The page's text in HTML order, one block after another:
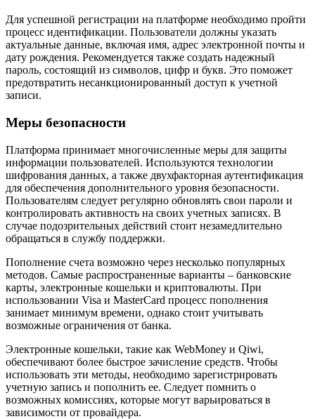
Для успешной регистрации на платформе необходимо пройти
процесс идентификации. Пользователи должны указать
актуальные данные, включая имя, адрес электронной почты и
дату рождения. Рекомендуется также создать надежный
пароль, состоящий из символов, цифр и букв. Это поможет
предотвратить несанкционированный доступ к учетной
записи.
Меры безопасности
Платформа принимает многочисленные меры для защиты
информации пользователей. Используются технологии
шифрования данных, а также двухфакторная аутентификация
для обеспечения дополнительного уровня безопасности.
Пользователям следует регулярно обновлять свои пароли и
контролировать активность на своих учетных записях. В
случае подозрительных действий стоит незамедлительно
обращаться в службу поддержки.
Пополнение счета возможно через несколько популярных
методов. Самые распространенные варианты – банковские
карты, электронные кошельки и криптовалюты. При
использовании Visa и MasterCard процесс пополнения
занимает минимум времени, однако стоит учитывать
возможные ограничения от банка.
Электронные кошельки, такие как WebMoney и Qiwi,
обеспечивают более быстрое зачисление средств. Чтобы
использовать эти методы, необходимо зарегистрировать
учетную запись и пополнить ее. Следует помнить о
возможных комиссиях, которые могут варьироваться в
зависимости от провайдера.